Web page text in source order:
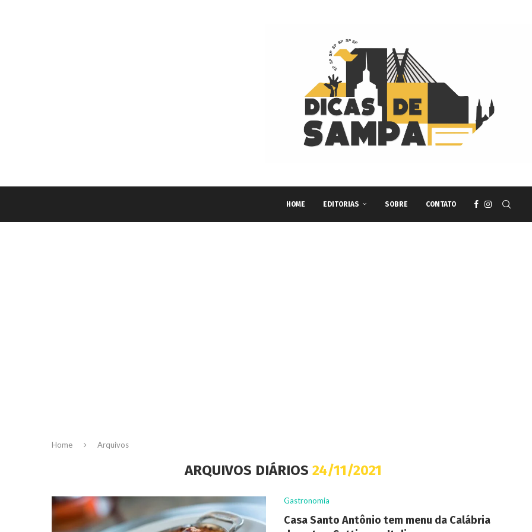
HOME EDITORIAS SOBRE CONTATO
Home Arquivos
ARQUIVOS DIÁRIOS 24/11/2021
Gastronomia
Casa Santo Antônio tem menu da Calábria